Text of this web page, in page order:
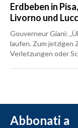
Erdbeben in
Livorno und
Gouverneur Giani:
laufen. Zum jetzigen
Verletzungen oder
Abbonati a